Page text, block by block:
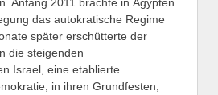
das autokratische Regime
später erschütterte der
die steigenden
Israel, eine etablierte
in ihren Grundfesten;